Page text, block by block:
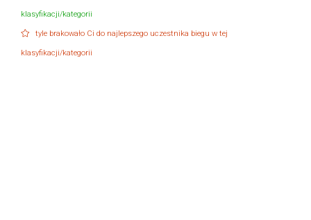
klasyfikacji/kategorii
tyle brakowało Ci do najlepszego uczestnika biegu w tej
klasyfikacji/kategorii